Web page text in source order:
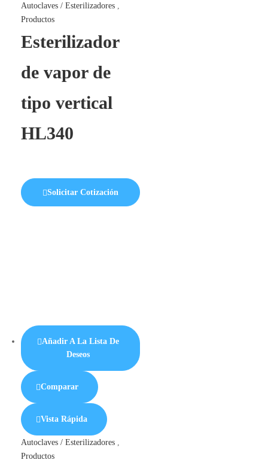
Autoclaves / Esterilizadores,
Productos
Esterilizador
de vapor de
tipo vertical
HL340
Solicitar Cotización
Añadir A La Lista De
Deseos
Comparar
Vista Rápida
Autoclaves / Esterilizadores,
Productos